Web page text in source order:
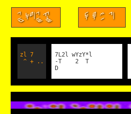
금누리글꼴 두루쓰기
zl 7
^ + ..
7L2l wYzY*l
-T 2 T
D